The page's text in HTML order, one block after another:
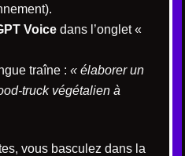
Voice dans l’onglet «
traîne : « élaborer un
truck végétalien à
vous basculez dans la